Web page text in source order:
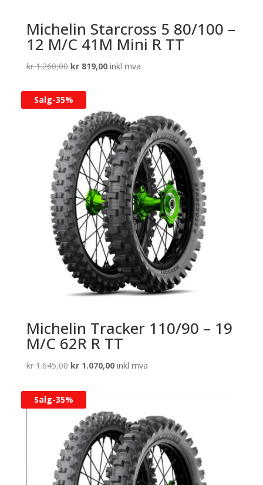
Michelin Starcross 5 80/100 –
12 M/C 41M Mini R TT
kr1.260,00 Opprinnelig
var:
kr 1.260,00.
kr819,00Nåværende
inkl mva
Salg-35%
Michelin Tracker 110/90 – 19
M/C 62R R TT
kr1.645,00 Opprinnelig
var:
kr 1.645,00.
kr1.070,00Nåværende
inkl mva
Salg-35%